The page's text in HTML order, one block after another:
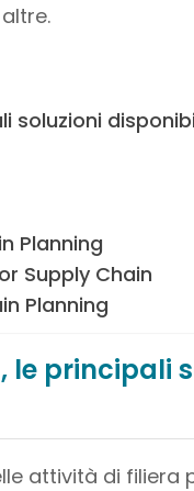
soluzioni
Planning
Supply Chain
Planning
le principali
attività di filiera